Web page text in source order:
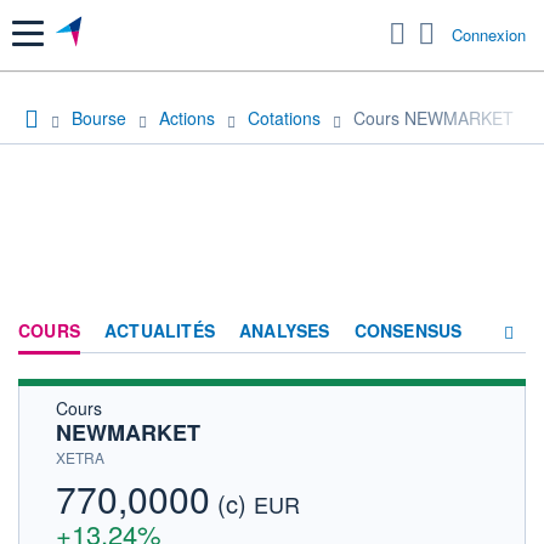
Menu Connexion
Bourse Actions Cotations Cours NEWMARKET
COURS ACTUALITÉS ANALYSES CONSENSUS
ACTIONNAIRES
Cours
NEWMARKET
XETRA
770,0000 (c) EUR
+13,24%